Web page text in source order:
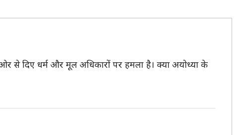
से दिए धर्म और मूल अधिकारों पर हमला है। क्या अयोध्या के